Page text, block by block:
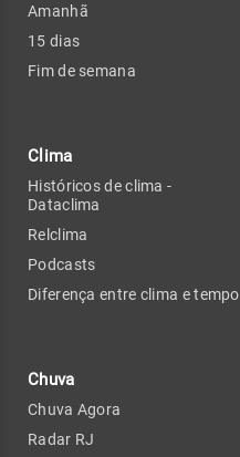
Amanhã
15 dias
Fim de semana
Clima
Históricos de clima -
Dataclima
Relclima
Podcasts
Diferença entre clima e tempo
Chuva
Chuva Agora
Radar RJ